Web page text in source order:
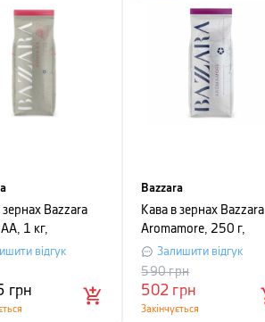
зернах Bazzara
1 кг,
пакет,
відгук
грн
Bazzara
Кава в зернах Bazzara
Aromamore, 250 г,
вакуумний пакет,
фіолетовий
Залишити відгук
502 грн
590грн
Закінчується